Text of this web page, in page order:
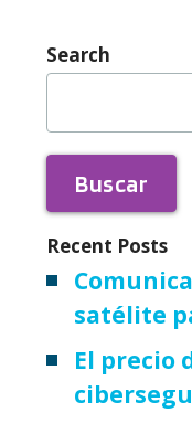
Search
Buscar:
Recent Posts
satélite
El precio